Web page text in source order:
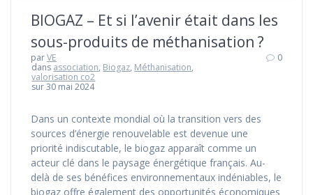
BIOGAZ – Et si l’avenir était dans les
sous-produits de méthanisation ?
parVE
dans association, Biogaz, Méthanisation,
valorisation co2
sur 30 mai 2024
0
Dans un contexte mondial où la transition vers des
sources d’énergie renouvelable est devenue une
priorité indiscutable, le biogaz apparaît comme un
acteur clé dans le paysage énergétique français. Au-
delà de ses bénéfices environnementaux indéniables, le
biogaz offre également des opportunités économiques